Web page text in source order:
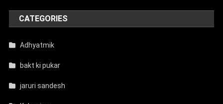
CATEGORIES
Adhyatmik
bakt ki pukar
jaruri sandesh